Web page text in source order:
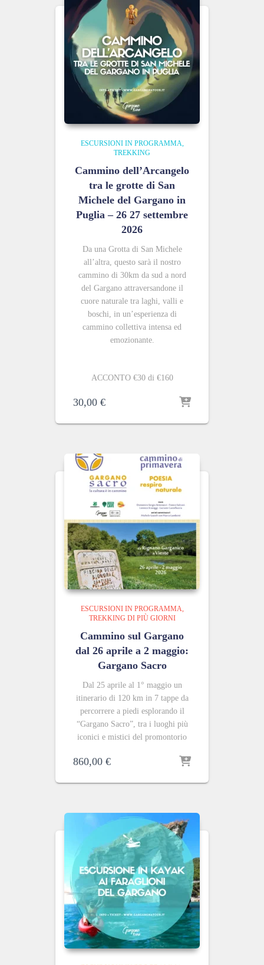
ESCURSIONI IN PROGRAMMA
TREKKING
Cammino dell’Arcangelo
tra le grotte di San
Michele del Gargano in
Puglia – 26 27 settembre
2026
Da una Grotta di San Michele
all’altra, questo sarà il nostro
cammino di 30km da sud a nord
del Gargano attraversandone il
cuore naturale tra laghi, valli e
boschi, in un’esperienza di
cammino collettiva intensa ed
emozionante.
ACCONTO €30 di €160
30,00 €
ESCURSIONI IN PROGRAMMA
TREKKING DI PIÙ GIORNI
Cammino sul Gargano
dal 26 aprile a 2 maggio:
Gargano Sacro
Dal 25 aprile al 1° maggio un
itinerario di 120 km in 7 tappe da
percorrere a piedi esplorando il
“Gargano Sacro”, tra i luoghi più
iconici e mistici del promontorio
860,00 €